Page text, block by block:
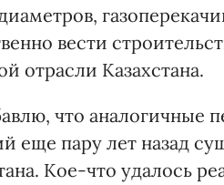
вести
отрасли Казахстана.
что аналогичные
еще пару лет назад
Кое-что удалось